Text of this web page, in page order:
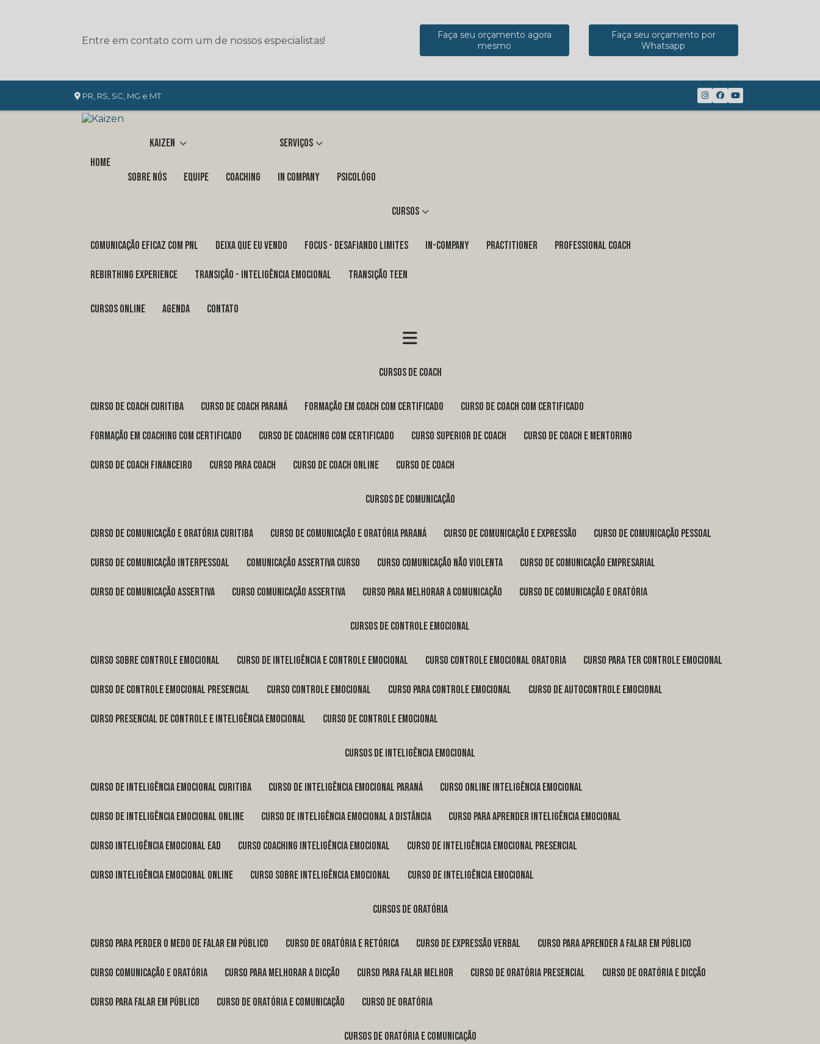
Entre em contato com um de nossos especialistas!
Faça seu orçamento agora
mesmo
Faça seu orçamento por
Whatsapp
PR, RS, SC, MG e MT
Home
Kaizen
Sobre nós Equipe
Serviços
Coaching in company Psicológo
Cursos
COMUNICAÇÃO EFICAZ COM PNL DEIXA QUE EU VENDO FOCUS - DESAFIANDO LIMITES In-Company PRACTITIONER PROFESSIONAL COACH
REBIRTHING EXPERIENCE TRANSIÇÃO - INTELIGÊNCIA EMOCIONAL TRANSIÇÃO TEEN
Cursos Online Agenda Contato
cursos de coach
curso de coach Curitiba curso de coach Paraná formação em coach com certificado curso de coach com certificado
formação em coaching com certificado curso de coaching com certificado curso superior de coach curso de coach e mentoring
curso de coach financeiro curso para coach curso de coach online curso de coach
cursos de comunicação
curso de comunicação e oratória Curitiba curso de comunicação e oratória Paraná curso de comunicação e expressão curso de comunicação pessoal
curso de comunicação interpessoal comunicação assertiva curso curso comunicação não violenta curso de comunicação empresarial
curso de comunicação assertiva curso comunicação assertiva curso para melhorar a comunicação curso de comunicação e oratória
cursos de controle emocional
curso sobre controle emocional curso de inteligência e controle emocional curso controle emocional oratoria curso para ter controle emocional
curso de controle emocional presencial curso controle emocional curso para controle emocional curso de autocontrole emocional
curso presencial de controle e inteligência emocional curso de controle emocional
cursos de inteligência emocional
curso de inteligência emocional Curitiba curso de inteligência emocional Paraná curso online inteligência emocional
curso de inteligência emocional online curso de inteligência emocional a distância curso para aprender inteligência emocional
curso inteligência emocional ead curso coaching inteligência emocional curso de inteligência emocional presencial
curso inteligência emocional online curso sobre inteligência emocional curso de inteligência emocional
cursos de oratória
curso para perder o medo de falar em público curso de oratória e retórica curso de expressão verbal curso para aprender a falar em público
curso comunicação e oratória curso para melhorar a dicção curso para falar melhor curso de oratória presencial curso de oratória e dicção
curso para falar em público curso de oratória e comunicação curso de oratória
cursos de oratória e comunicação